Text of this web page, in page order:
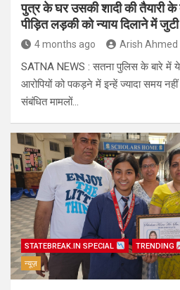
पुत्र के घर उसकी शादी की तैयारी के
पीड़ित लड़की को न्याय दिलाने में
4 months ago Arish Ahmed
SATNA NEWS : सतना पुलिस के बारे में
आरोपियों को पकड़ने में इन्हें ज्यादा समय
संबंधित मामलों…
STATEBREAK.IN SPECIAL TRENDING
न्यूज़